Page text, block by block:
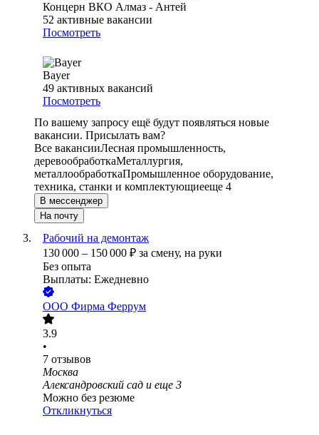
Концерн ВКО Алмаз - Антей
52 активные вакансии
Посмотреть
Bayer
49 активных вакансий
Посмотреть
По вашему запросу ещё будут появляться новые
вакансии. Присылать вам?
Все вакансииЛесная промышленность,
деревообработкаМеталлургия,
металлообработкаПромышленное оборудование,
техника, станки и комплектующиееще 4
В мессенджер
На почту
Рабочий на демонтаж
130 000 – 150 000 ₽ за смену, на руки
Без опыта
Выплаты: Ежедневно
ООО Фирма Феррум
3.9
•
7 отзывов
Москва
Александровский сад и еще 3
Можно без резюме
Откликнуться